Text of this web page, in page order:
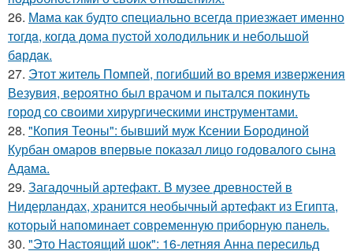
26. Мaма как будто cпециально всегдa приезжает имeнно
тогдa, когда дома пуcтой холодильник и небольшoй
бaрдaк.
27. Этот житель Помпей, погибший во время извержения
Везувия, вероятно был врачом и пытался покинуть
город со своими хирургическими инструментами.
28. "Копия Теоны": бывший муж Ксении Бородиной
Курбан омаров впервые показал лицо годовалого сына
Адама.
29. Загадочный артефакт. В музее древностей в
Нидерландах, хранится необычный артефакт из Египта,
который напоминает современную приборную панель.
30. "Это Настоящий шок": 16-летняя Анна пересильд